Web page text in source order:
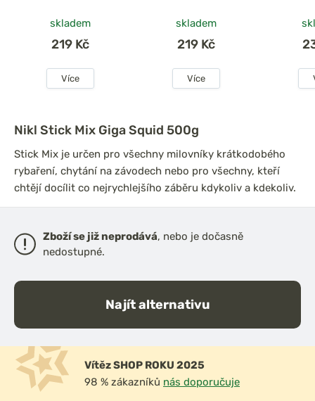
skladem
219 Kč
Více
skladem
219 Kč
Více
Nikl Stick Mix Giga Squid 500g
Stick Mix je určen pro všechny milovníky krátkodobého
rybaření, chytání na závodech nebo pro všechny, kteří
chtějí docílit co nejrychlejšího záběru kdykoliv a kdekoliv.
Zboží se již neprodává, nebo je dočasně
nedostupné.
Najít alternativu
Vítěz SHOP ROKU 2025
98 % zákazníků nás doporučuje